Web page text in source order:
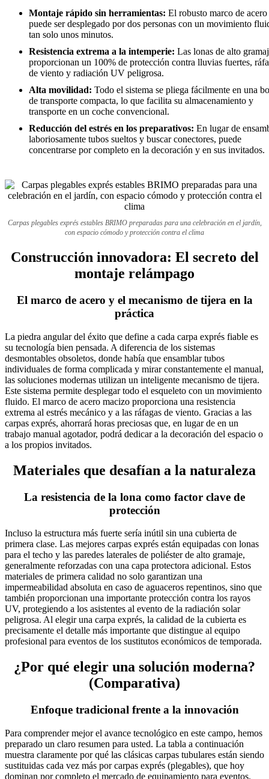
Montaje rápido sin herramientas: El robusto marco de acero
puede ser desplegado por dos personas con un movimiento
tan solo unos minutos.
Resistencia extrema a la intemperie: Las lonas de alto
proporcionan un 100% de protección contra lluvias fuertes,
de viento y radiación UV peligrosa.
Alta movilidad: Todo el sistema se pliega fácilmente en una
de transporte compacta, lo que facilita su almacenamiento y
transporte en un coche convencional.
Reducción del estrés en los preparativos: En lugar de
laboriosamente tubos sueltos y buscar conectores, puede
concentrarse por completo en la decoración y en sus invitados.
Carpas plegables exprés estables BRIMO preparadas para una celebración en el jardín,
con espacio cómodo y protección contra el clima
Construcción innovadora: El secreto del
montaje relámpago
El marco de acero y el mecanismo de tijera en la
práctica
La piedra angular del éxito que define a cada carpa exprés fiable es
su tecnología bien pensada. A diferencia de los sistemas
desmontables obsoletos, donde había que ensamblar tubos
individuales de forma complicada y mirar constantemente el manual,
las soluciones modernas utilizan un inteligente mecanismo de tijera.
Este sistema permite desplegar todo el esqueleto con un movimiento
fluido. El marco de acero macizo proporciona una resistencia
extrema al estrés mecánico y a las ráfagas de viento. Gracias a las
carpas exprés, ahorrará horas preciosas que, en lugar de en un
trabajo manual agotador, podrá dedicar a la decoración del espacio o
a los propios invitados.
Materiales que desafían a la naturaleza
La resistencia de la lona como factor clave de
protección
Incluso la estructura más fuerte sería inútil sin una cubierta de
primera clase. Las mejores carpas exprés están equipadas con lonas
para el techo y las paredes laterales de poliéster de alto gramaje,
generalmente reforzadas con una capa protectora adicional. Estos
materiales de primera calidad no solo garantizan una
impermeabilidad absoluta en caso de aguaceros repentinos, sino que
también proporcionan una importante protección contra los rayos
UV, protegiendo a los asistentes al evento de la radiación solar
peligrosa. Al elegir una carpa exprés, la calidad de la cubierta es
precisamente el detalle más importante que distingue al equipo
profesional para eventos de los sustitutos económicos de temporada.
¿Por qué elegir una solución moderna?
(Comparativa)
Enfoque tradicional frente a la innovación
Para comprender mejor el avance tecnológico en este campo, hemos
preparado un claro resumen para usted. La tabla a continuación
muestra claramente por qué las clásicas carpas tubulares están siendo
sustituidas cada vez más por carpas exprés (plegables), que hoy
dominan por completo el mercado de equipamiento para eventos.